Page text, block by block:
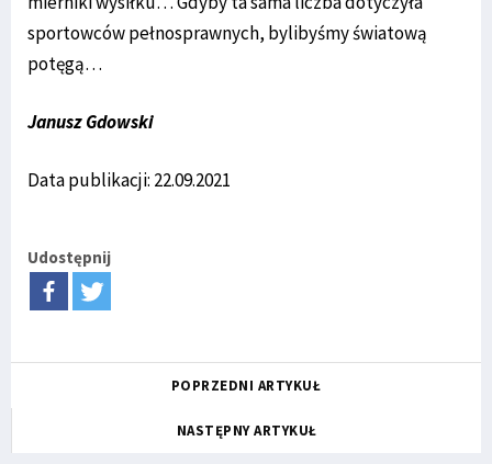
sportowców pełnosprawnych, bylibyśmy światową
potęgą…
Janusz Gdowski
Data publikacji: 22.09.2021
Udostępnij
POPRZEDNI ARTYKUŁ
NASTĘPNY ARTYKUŁ